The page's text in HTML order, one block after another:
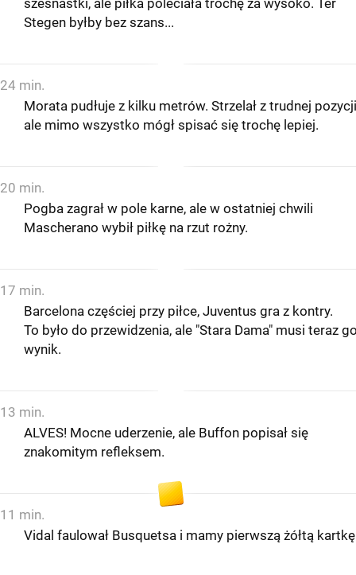
szesnastki, ale piłka poleciała trochę za wysoko. Ter
Stegen byłby bez szans...
24 min.
Morata pudłuje z kilku metrów. Strzelał z trudnej
ale mimo wszystko mógł spisać się trochę lepiej.
20 min.
Pogba zagrał w pole karne, ale w ostatniej chwili
Mascherano wybił piłkę na rzut rożny.
17 min.
Barcelona częściej przy piłce, Juventus gra z kontry.
To było do przewidzenia, ale "Stara Dama" musi teraz
wynik.
13 min.
ALVES! Mocne uderzenie, ale Buffon popisał się
znakomitym refleksem.
11 min.
Vidal faulował Busquetsa i mamy pierwszą żółtą